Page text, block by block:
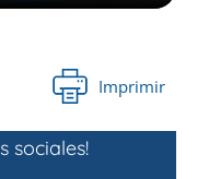
Imprimir
sociales!